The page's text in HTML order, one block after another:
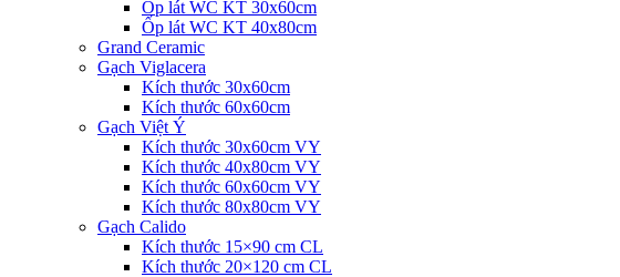
Ốp lát WC KT 30x60cm
Ốp lát WC KT 40x80cm
Grand Ceramic
Gạch Viglacera
Kích thước 30x60cm
Kích thước 60x60cm
Gạch Việt Ý
Kích thước 30x60cm VY
Kích thước 40x80cm VY
Kích thước 60x60cm VY
Kích thước 80x80cm VY
Gạch Calido
Kích thước 15×90 cm CL
Kích thước 20×120 cm CL